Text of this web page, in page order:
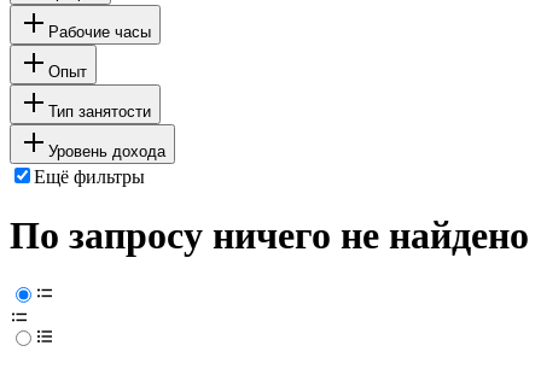
Рабочие часы
Опыт
Тип занятости
Уровень дохода
Ещё фильтры
По запросу ничего не найдено